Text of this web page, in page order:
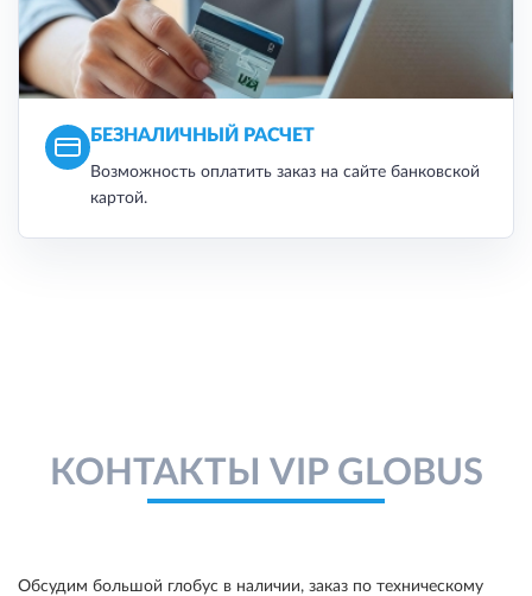
БЕЗНАЛИЧНЫЙ РАСЧЕТ
Возможность оплатить заказ на сайте банковской
картой.
КОНТАКТЫ VIP GLOBUS
Обсудим большой глобус в наличии, заказ по техническому